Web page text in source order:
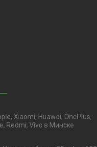
Xiaomi, Huawei, OnePlus,
Redmi, Vivo в Минске